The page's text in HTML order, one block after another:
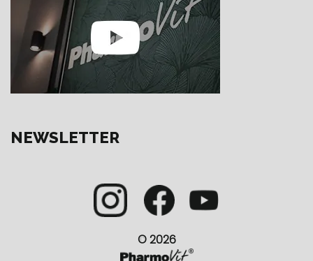
NEWSLETTER
© 2026